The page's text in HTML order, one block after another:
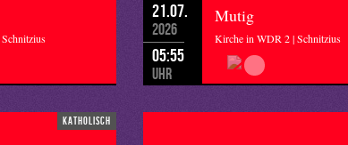
21.07.
2026
05:55
Uhr
Mutig
Kirche in WDR 2 | Schnitzius
katholisch